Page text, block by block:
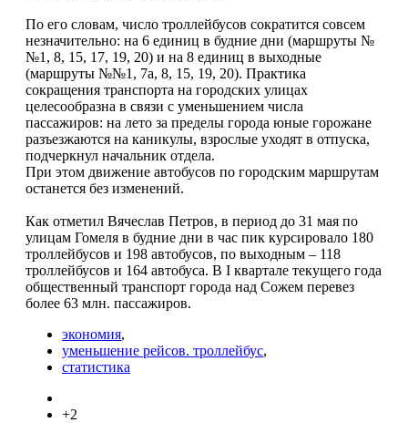
По его словам, число троллейбусов сократится совсем
незначительно: на 6 единиц в будние дни (маршруты №
№1, 8, 15, 17, 19, 20) и на 8 единиц в выходные
(маршруты №№1, 7а, 8, 15, 19, 20). Практика
сокращения транспорта на городских улицах
целесообразна в связи с уменьшением числа
пассажиров: на лето за пределы города юные горожане
разъезжаются на каникулы, взрослые уходят в отпуска,
подчеркнул начальник отдела.
При этом движение автобусов по городским маршрутам
останется без изменений.
Как отметил Вячеслав Петров, в период до 31 мая по
улицам Гомеля в будние дни в час пик курсировало 180
троллейбусов и 198 автобусов, по выходным – 118
троллейбусов и 164 автобуса. В I квартале текущего года
общественный транспорт города над Сожем перевез
более 63 млн. пассажиров.
экономия,
уменьшение рейсов. троллейбус,
статистика
+2